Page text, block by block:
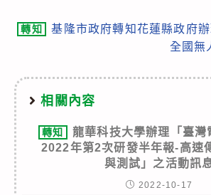
轉知
基隆市政府轉知花蓮縣政府
全國無
相關內容
轉知
龍華科技大學辦理「臺灣
2022年第2次研發半年報-高速
與測試」之活動訊
2022-10-17